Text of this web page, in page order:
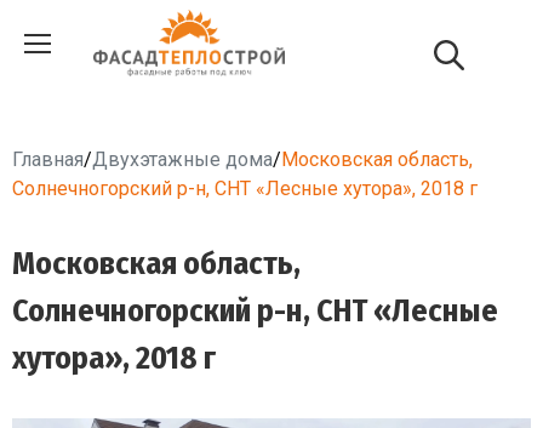
Главная/Двухэтажные дома/Московская область,
Солнечногорский р-н, СНТ «Лесные хутора», 2018 г
Московская область,
Солнечногорский р-н, СНТ «Лесные
хутора», 2018 г